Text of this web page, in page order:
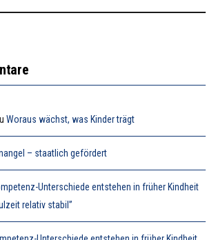
Woraus wächst, was Kinder trägt
– staatlich gefördert
Unterschiede entstehen in früher Kindheit
relativ stabil”